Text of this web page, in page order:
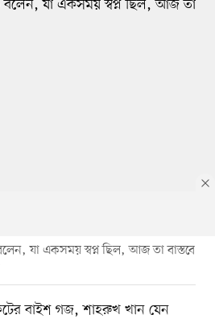
যা একসময় স্বপ্ন ছিল, আজ তা বাস্তবে
বাইশ গজ, শাহরুখ খান যেন